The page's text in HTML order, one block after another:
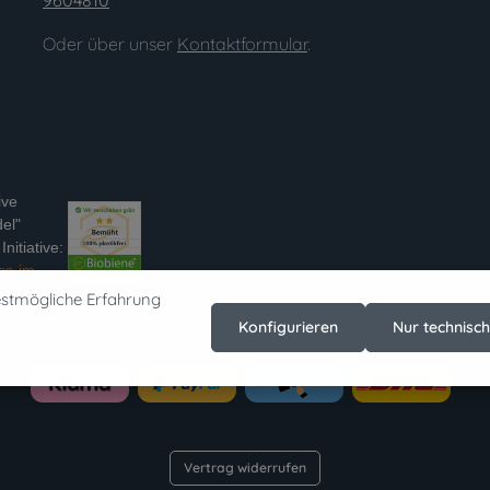
Oder über unser Kontaktformular.
im-
Vertrag widerrufen
Erfahrung
Nur
Konfigurieren